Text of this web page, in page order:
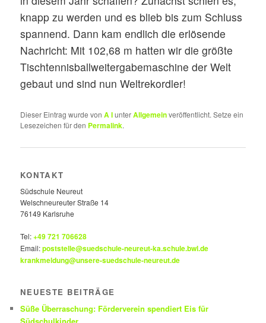
knapp zu werden und es blieb bis zum Schluss
spannend. Dann kam endlich die erlösende
Nachricht: Mit 102,68 m hatten wir die größte
Tischtennisballweitergabemaschine der Welt
gebaut und sind nun Weltrekordler!
Dieser Eintrag wurde vonA IunterAllgemeinveröffentlicht. Setze ein
Lesezeichen für den Permalink.
KONTAKT
Südschule Neureut
Welschneureuter Straße 14
76149 Karlsruhe
Tel:+49 721 706628
Email:poststelle@suedschule-neureut-ka.schule.bwl.de
krankmeldung@unsere-suedschule-neureut.de
NEUESTE BEITRÄGE
Süße Überraschung: Förderverein spendiert Eis für